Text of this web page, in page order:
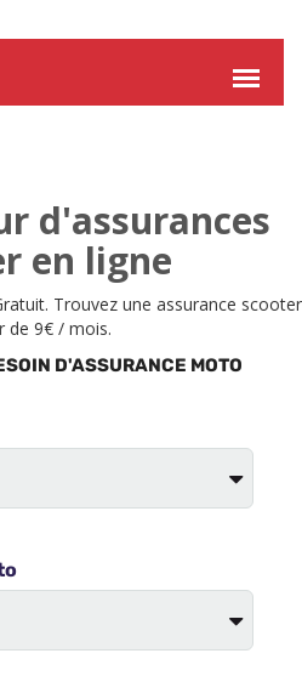
d'assurances
en ligne
Trouvez une assurance scooter
de 9€ / mois.